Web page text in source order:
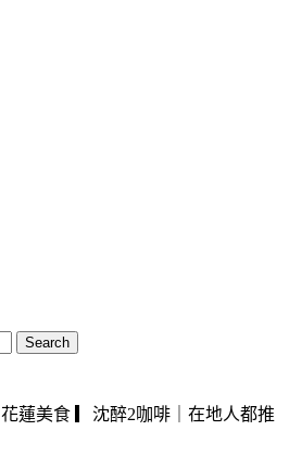
Search
花蓮美食 ▎沈醉2咖啡｜在地人都推